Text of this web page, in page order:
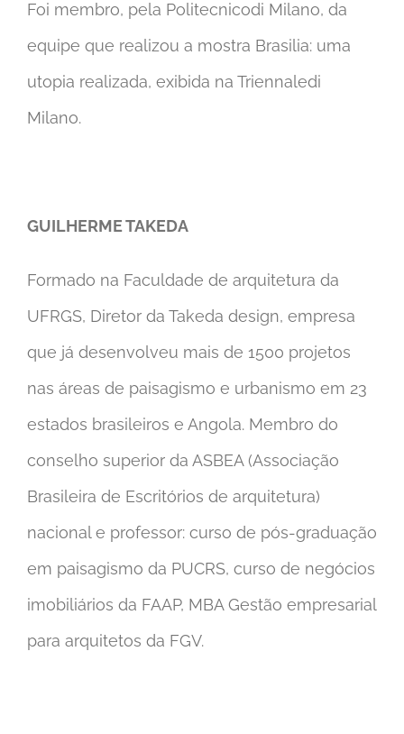
Foi membro, pela Politecnicodi Milano, da
equipe que realizou a mostra Brasilia: uma
utopia realizada, exibida na Triennaledi
Milano.
GUILHERME TAKEDA
Formado na Faculdade de arquitetura da
UFRGS, Diretor da Takeda design, empresa
que já desenvolveu mais de 1500 projetos
nas áreas de paisagismo e urbanismo em 23
estados brasileiros e Angola. Membro do
conselho superior da ASBEA (Associação
Brasileira de Escritórios de arquitetura)
nacional e professor: curso de pós-graduação
em paisagismo da PUCRS, curso de negócios
imobiliários da FAAP, MBA Gestão empresarial
para arquitetos da FGV.